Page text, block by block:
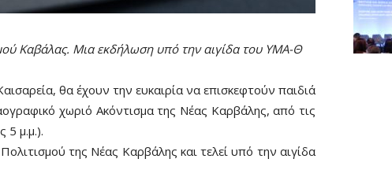
Καβάλας. Μια εκδήλωση υπό την αιγίδα του ΥΜΑ-Θ
θα έχουν την ευκαιρία να επισκεφτούν παιδιά
χωριό Ακόντισμα της Νέας Καρβάλης, από τις
5 μ.μ.).
της Νέας Καρβάλης και τελεί υπό την αιγίδα